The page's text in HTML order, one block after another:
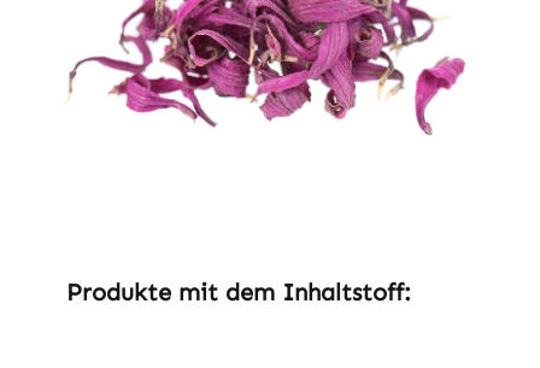
Produktgalerie überspringen
Produkte mit dem Inhaltstoff: